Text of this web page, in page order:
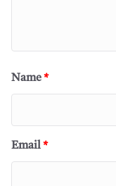
Name*
Email*